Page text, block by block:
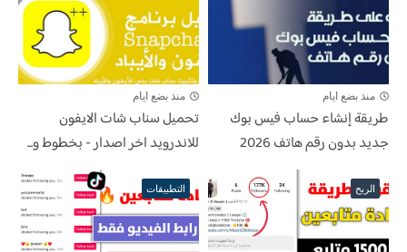
منذ بضع ايام
طريقة إنشاء حساب فيس بوك
جديد بدون رقم هاتف 2026
منذ بضع ايام
تحميل سناب شات الايفون
للاندرويد اخر اصدار - بخطوط و...
الربح التطبيقات